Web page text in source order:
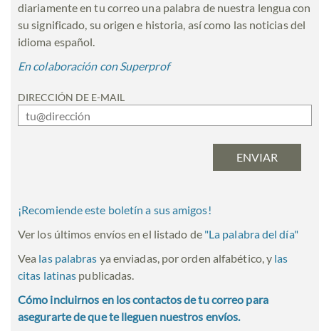
diariamente en tu correo una palabra de nuestra lengua con
su significado, su origen e historia, así como las noticias del
idioma español.
En colaboración con Superprof
DIRECCIÓN DE E-MAIL
¡Recomiende este boletín a sus amigos!
Ver los últimos envíos en el listado de "La palabra del día"
Vea las palabras ya enviadas, por orden alfabético, y las
citas latinas publicadas.
Cómo incluirnos en los contactos de tu correo para
asegurarte de que te lleguen nuestros envíos.